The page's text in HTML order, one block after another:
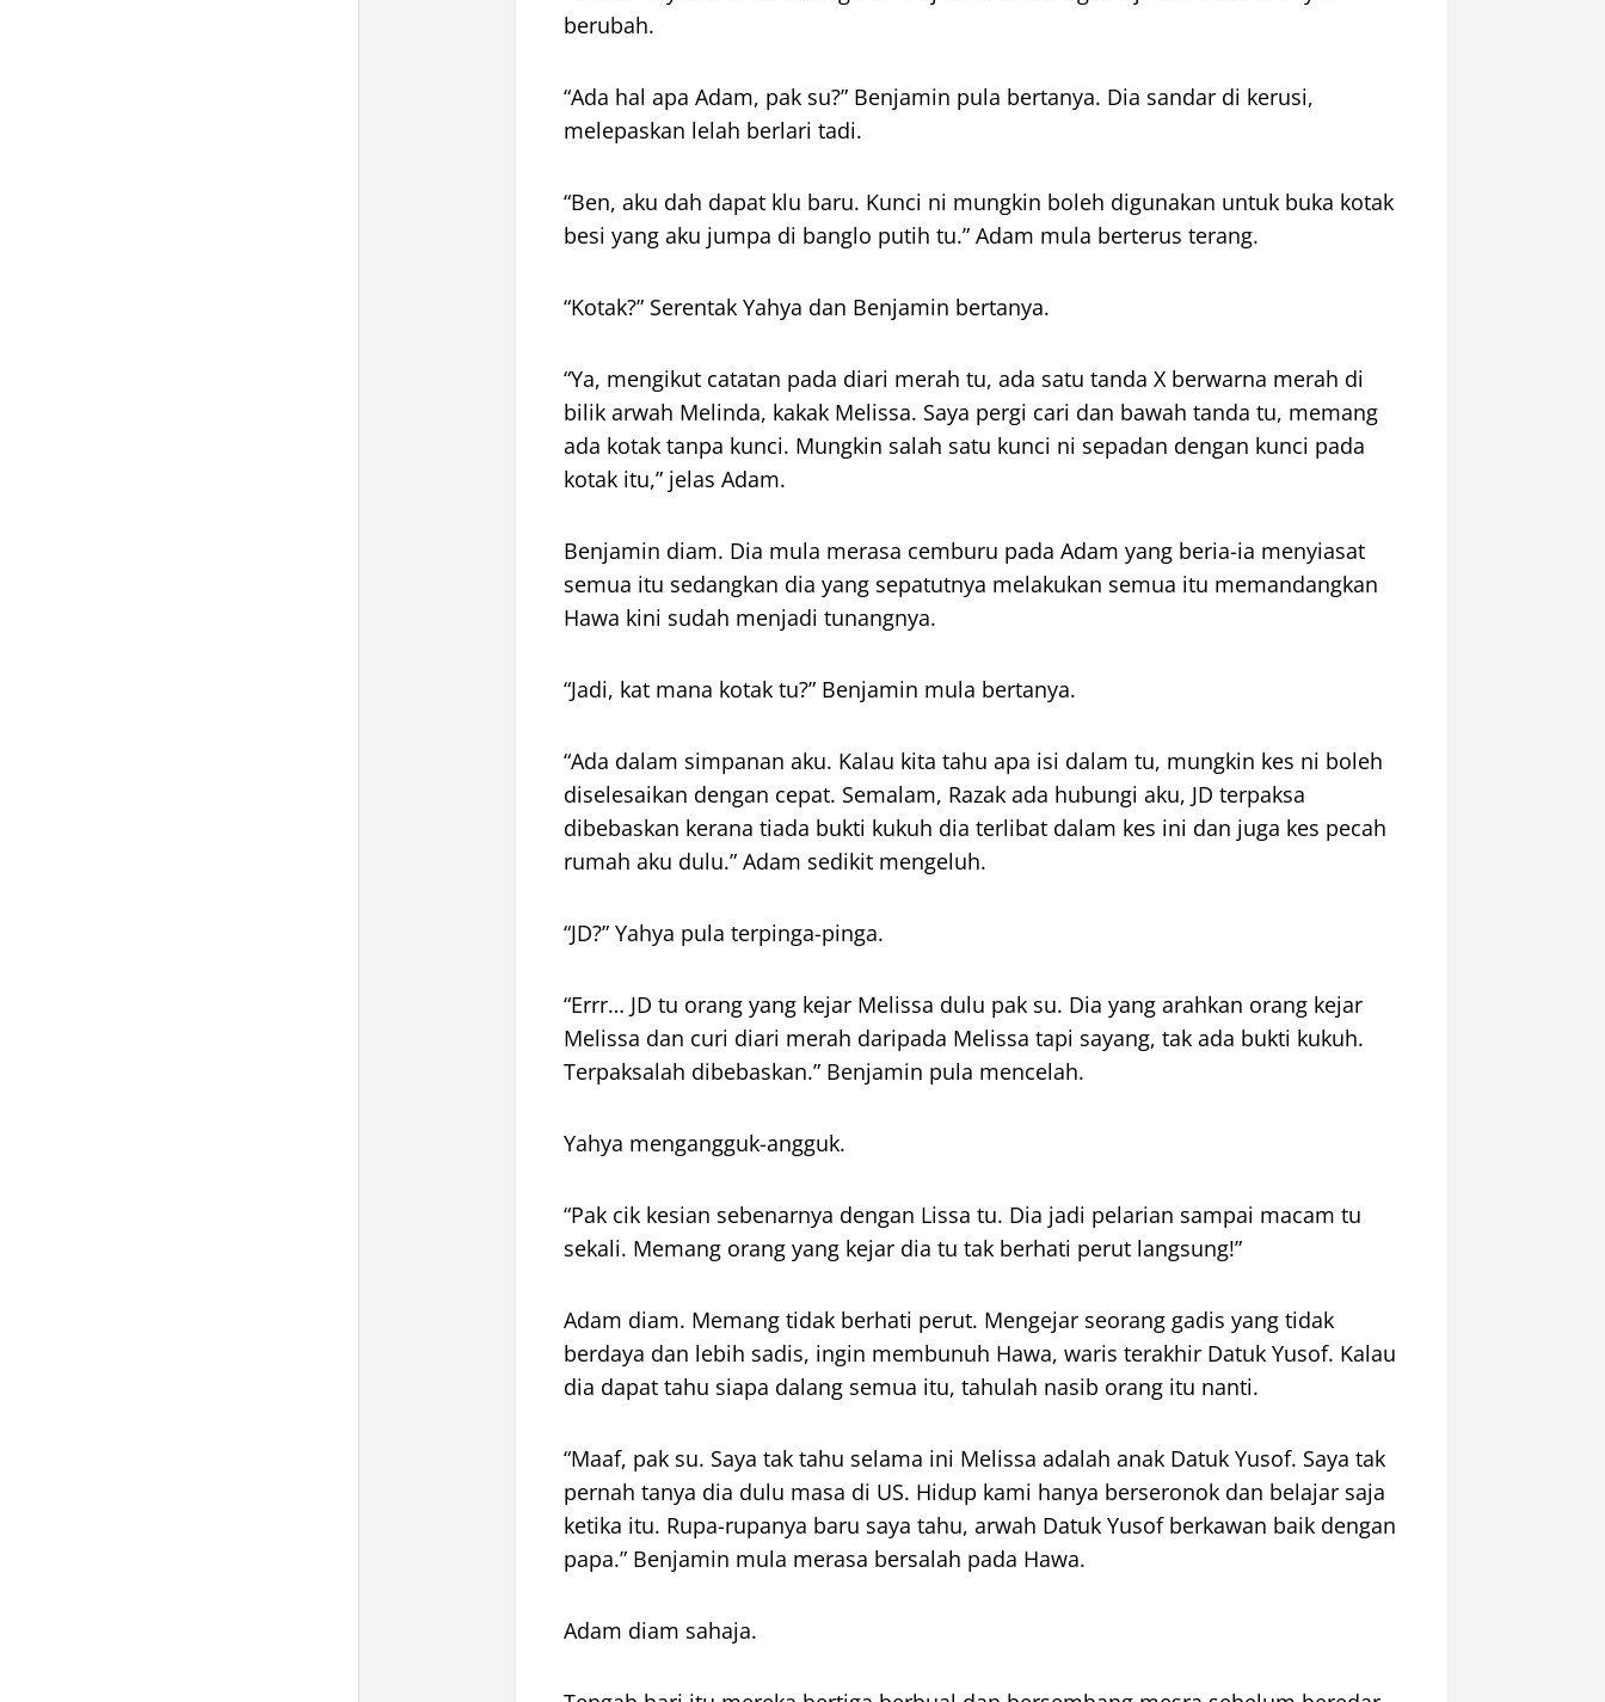
berubah.
“Ada hal apa Adam, pak su?” Benjamin pula bertanya. Dia sandar di kerusi,
melepaskan lelah berlari tadi.
“Ben, aku dah dapat klu baru. Kunci ni mungkin boleh digunakan untuk buka kotak
besi yang aku jumpa di banglo putih tu.” Adam mula berterus terang.
“Kotak?” Serentak Yahya dan Benjamin bertanya.
“Ya, mengikut catatan pada diari merah tu, ada satu tanda X berwarna merah di
bilik arwah Melinda, kakak Melissa. Saya pergi cari dan bawah tanda tu, memang
ada kotak tanpa kunci. Mungkin salah satu kunci ni sepadan dengan kunci pada
kotak itu,” jelas Adam.
Benjamin diam. Dia mula merasa cemburu pada Adam yang beria-ia menyiasat
semua itu sedangkan dia yang sepatutnya melakukan semua itu memandangkan
Hawa kini sudah menjadi tunangnya.
“Jadi, kat mana kotak tu?” Benjamin mula bertanya.
“Ada dalam simpanan aku. Kalau kita tahu apa isi dalam tu, mungkin kes ni boleh
diselesaikan dengan cepat. Semalam, Razak ada hubungi aku, JD terpaksa
dibebaskan kerana tiada bukti kukuh dia terlibat dalam kes ini dan juga kes pecah
rumah aku dulu.” Adam sedikit mengeluh.
“JD?” Yahya pula terpinga-pinga.
“Errr… JD tu orang yang kejar Melissa dulu pak su. Dia yang arahkan orang kejar
Melissa dan curi diari merah daripada Melissa tapi sayang, tak ada bukti kukuh.
Terpaksalah dibebaskan.” Benjamin pula mencelah.
Yahya mengangguk-angguk.
“Pak cik kesian sebenarnya dengan Lissa tu. Dia jadi pelarian sampai macam tu
sekali. Memang orang yang kejar dia tu tak berhati perut langsung!”
Adam diam. Memang tidak berhati perut. Mengejar seorang gadis yang tidak
berdaya dan lebih sadis, ingin membunuh Hawa, waris terakhir Datuk Yusof. Kalau
dia dapat tahu siapa dalang semua itu, tahulah nasib orang itu nanti.
“Maaf, pak su. Saya tak tahu selama ini Melissa adalah anak Datuk Yusof. Saya tak
pernah tanya dia dulu masa di US. Hidup kami hanya berseronok dan belajar saja
ketika itu. Rupa-rupanya baru saya tahu, arwah Datuk Yusof berkawan baik dengan
papa.” Benjamin mula merasa bersalah pada Hawa.
Adam diam sahaja.